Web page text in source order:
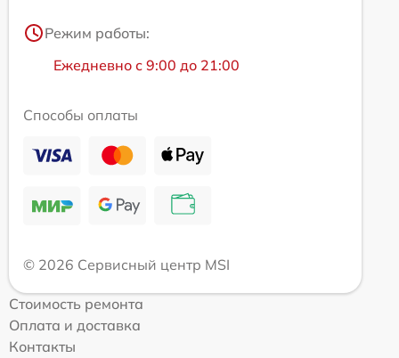
Режим работы:
Ежедневно с 9:00 до 21:00
Способы оплаты
© 2026 Сервисный центр MSI
Стоимость ремонта
Оплата и доставка
Контакты